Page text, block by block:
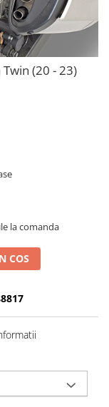
(20 - 23)
la comanda
COS